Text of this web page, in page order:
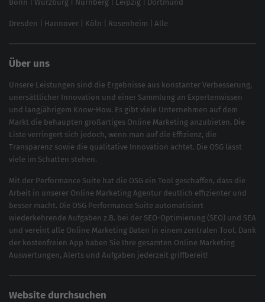
Brand Monitoring 2025
Bonn Würzburg Nürnberg Leipzig Dortmund
Dresden Hannover Köln Rosenheim Alle
Über uns
Unsere Leistungen sind die Ergebnisse aus konstanter Verbesserung,
unersättlicher Innovation und einer Sammlung an Expertenwissen
und langjährigem Know-How. Es gibt viele Unternehmen auf dem
Markt die behaupten großartiges Online Marketing anzubieten. Die
Liste verringert sich jedoch, wenn man auf die Effizienz, die
Transparenz sowie die qualitative Innovation achtet. Die OSG lässt
viele im Schatten stehen.
Mit der Performance Suite hat die OSG ein Tool geschaffen, dass die
Arbeit in unserer Online Marketing Agentur deutlich effizienter und
besser macht. Die OSG Performance Suite automatisiert
wiederkehrende Aufgaben z.B. bei der SEO-Optimierung (SEO) und SEA
und vereint alle Online Marketing Daten in einem zentralen Tool. Dank
der kostenfreien App haben Sie Ihre gesamten Online Marketing
Auswertungen, Alerts und Aufgaben jederzeit griffbereit!
Website durchsuchen